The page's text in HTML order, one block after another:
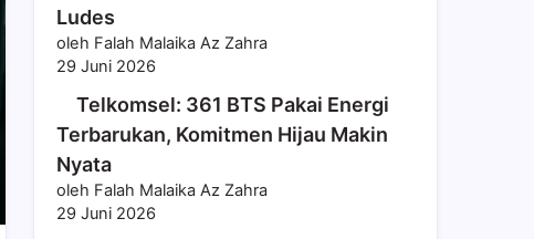
Ludes
oleh Falah Malaika Az Zahra
29 Juni 2026
Telkomsel: 361 BTS Pakai Energi
Terbarukan, Komitmen Hijau Makin
Nyata
oleh Falah Malaika Az Zahra
29 Juni 2026